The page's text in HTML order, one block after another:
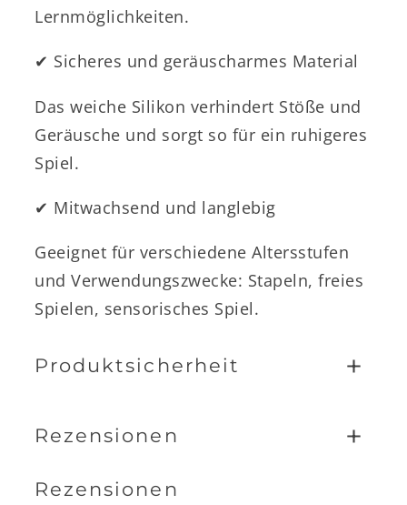
Lernmöglichkeiten.
✔︎ Sicheres und geräuscharmes Material
Das weiche Silikon verhindert Stöße und
Geräusche und sorgt so für ein ruhigeres
Spiel.
✔︎ Mitwachsend und langlebig
Geeignet für verschiedene Altersstufen
und Verwendungszwecke: Stapeln, freies
Spielen, sensorisches Spiel.
Produktsicherheit +
Rezensionen +
Rezensionen